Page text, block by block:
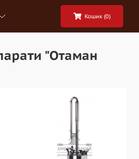
Кошик (0)
"Отаман